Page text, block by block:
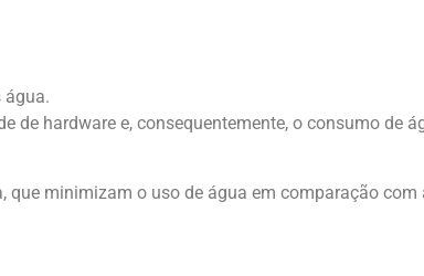
água.
de hardware e, consequentemente, o consumo de
que minimizam o uso de água em comparação com